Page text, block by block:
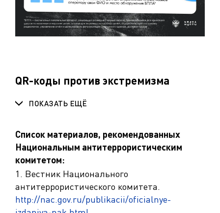
QR-коды против экстремизма
ПОКАЗАТЬ ЕЩЁ
Список материалов, рекомендованных
Национальным антитеррористическим
комитетом:
1. Вестник Национального
антитеррористического комитета.
http://nac.gov.ru/publikacii/oficialnye-